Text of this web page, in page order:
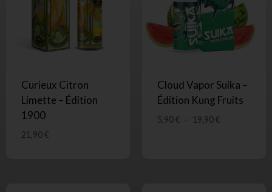
Curieux Citron
Limette – Édition
1900
21,90€
Cloud Vapor Suika –
Édition Kung Fruits
5,90€ – 19,90€